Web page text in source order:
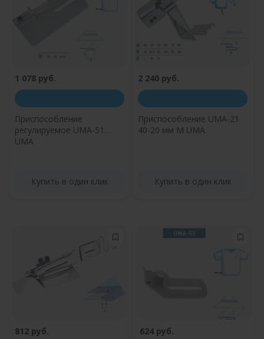
1 078 руб.
Приспособление
регулируемое UMA-51
UMA
Купить в один клик
2 240 руб.
Приспособление UMA-21
40-20 мм M UMA
Купить в один клик
812 руб. 624 руб.